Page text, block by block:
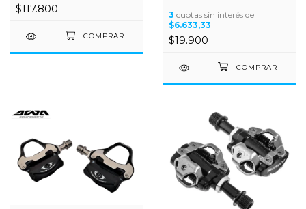
$117.800 3 cuotas sin interés de
$6.633,33
$19.900